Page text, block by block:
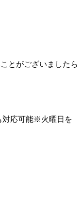
とがございましたら
対応可能※火曜日を